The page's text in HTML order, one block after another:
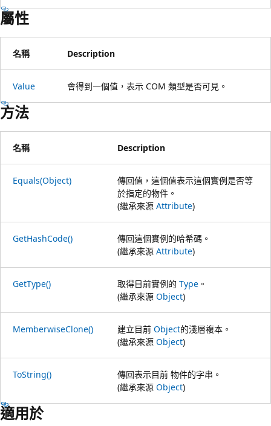
屬性
名稱 Description
Value 會得到一個值，表示 COM 類型是否可見。
方法
名稱 Description
Equals(Object)
傳回值，這個值表示這個實例是否等
於指定的物件。
(繼承來源 Attribute)
GetHashCode()
傳回這個實例的哈希碼。
(繼承來源 Attribute)
GetType() 取得目前實例的 Type 。
(繼承來源 Object)
MemberwiseClone() 建立目前 Object的淺層複本。
(繼承來源 Object)
ToString()
傳回表示目前 物件的字串。
(繼承來源 Object)
適用於